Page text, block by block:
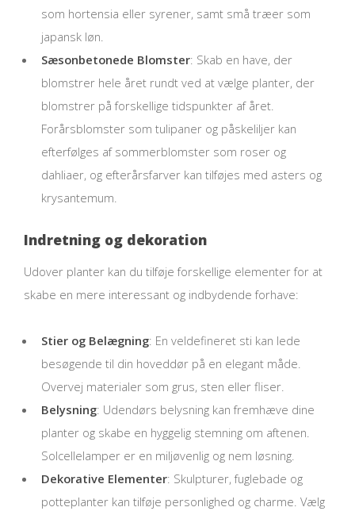
som hortensia eller syrener, samt små træer som
japansk løn.
Sæsonbetonede Blomster: Skab en have, der
blomstrer hele året rundt ved at vælge planter, der
blomstrer på forskellige tidspunkter af året.
Forårsblomster som tulipaner og påskeliljer kan
efterfølges af sommerblomster som roser og
dahliaer, og efterårsfarver kan tilføjes med asters og
krysantemum.
Indretning og dekoration
Udover planter kan du tilføje forskellige elementer for at
skabe en mere interessant og indbydende forhave:
Stier og Belægning: En veldefineret sti kan lede
besøgende til din hoveddør på en elegant måde.
Overvej materialer som grus, sten eller fliser.
Belysning: Udendørs belysning kan fremhæve dine
planter og skabe en hyggelig stemning om aftenen.
Solcellelamper er en miljøvenlig og nem løsning.
Dekorative Elementer: Skulpturer, fuglebade og
potteplanter kan tilføje personlighed og charme. Vælg